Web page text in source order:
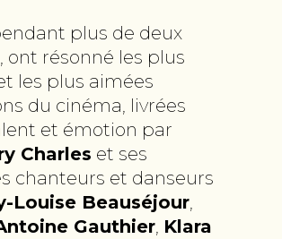
plus de deux
ont résonné les plus
les plus aimées
du cinéma, livrées
et émotion par
Charles et ses
chanteurs et danseurs
Louise Beauséjour,
Gauthier, Klara